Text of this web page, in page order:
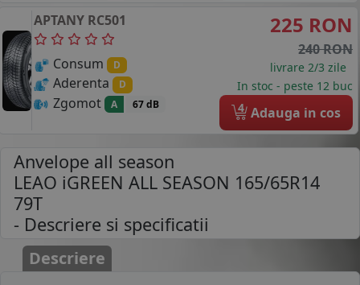
APTANY RC501
Consum D
Aderenta D
Zgomot A 67 dB
225 RON
240 RON
livrare 2/3 zile
In stoc - peste 12 buc
4 Adauga in cos
Anvelope all season
LEAO iGREEN ALL SEASON 165/65R14
79T
- Descriere si specificatii
Descriere